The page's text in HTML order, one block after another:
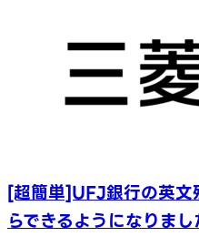
[超簡単]UFJ銀行の英
らできるようになりま